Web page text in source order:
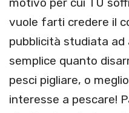
vuole farti credere il
pubblicità studiata
semplice quanto
pesci pigliare, o
interesse a pescare!